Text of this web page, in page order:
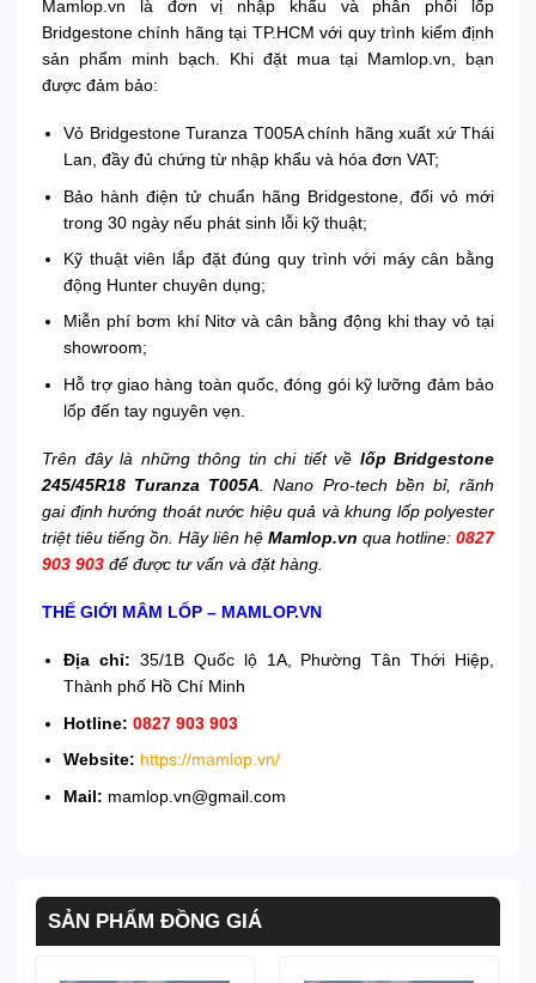
Mamlop.vn là đơn vị nhập khẩu và phân phối lốp
Bridgestone chính hãng tại TP.HCM với quy trình kiểm định
sản phẩm minh bạch. Khi đặt mua tại Mamlop.vn, bạn
được đảm bảo:
Vỏ Bridgestone Turanza T005A chính hãng xuất xứ Thái
Lan, đầy đủ chứng từ nhập khẩu và hóa đơn VAT;
Bảo hành điện tử chuẩn hãng Bridgestone, đổi vỏ mới
trong 30 ngày nếu phát sinh lỗi kỹ thuật;
Kỹ thuật viên lắp đặt đúng quy trình với máy cân bằng
động Hunter chuyên dụng;
Miễn phí bơm khí Nitơ và cân bằng động khi thay vỏ tại
showroom;
Hỗ trợ giao hàng toàn quốc, đóng gói kỹ lưỡng đảm bảo
lốp đến tay nguyên vẹn.
Trên đây là những thông tin chi tiết về lốp Bridgestone
245/45R18 Turanza T005A . Nano Pro-tech bền bỉ, rãnh
gai định hướng thoát nước hiệu quả và khung lốp polyester
triệt tiêu tiếng ồn. Hãy liên hệ Mamlop.vn qua hotline: 0827
903 903 để được tư vấn và đặt hàng.
THẾ GIỚI MÂM LỐP – MAMLOP.VN
Địa chỉ: 35/1B Quốc lộ 1A, Phường Tân Thới Hiệp,
Thành phố Hồ Chí Minh
Hotline:0827 903 903
Website: https://mamlop.vn/
Mail: mamlop.vn@gmail.com
SẢN PHẨM ĐỒNG GIÁ